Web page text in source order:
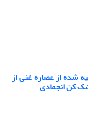
شده از عصاره غنی از
کن انجمادی